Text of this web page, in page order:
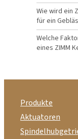
Wie wird ein
für ein
Welche
eines ZIMM
Produkte
Aktuatoren